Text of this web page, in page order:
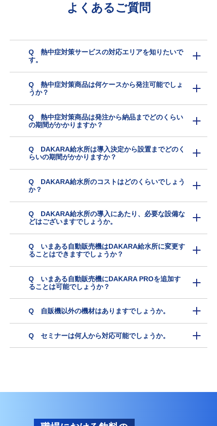
よくあるご質問
Q 熱中症対策サービスの対応エリアを知りたいで
す。
Q 熱中症対策商品は何ケースから発注可能でしょ
うか？
Q 熱中症対策商品は発注から納品までどのくらい
の期間がかかりますか？
Q DAKARA給水所は導入決定から設置までどのく
らいの期間がかかりますか？
Q DAKARA給水所のコストはどのくらいでしょう
か？
Q DAKARA給水所の導入にあたり、必要な設備な
どはございますでしょうか。
Q いまある自動販売機はDAKARA給水所に変更す
ることはできますでしょうか？
Q いまある自動販売機にDAKARA PROを追加す
ることは可能でしょうか？
Q 自販機以外の機材はありますでしょうか。
Q セミナーは何人から対応可能でしょうか。